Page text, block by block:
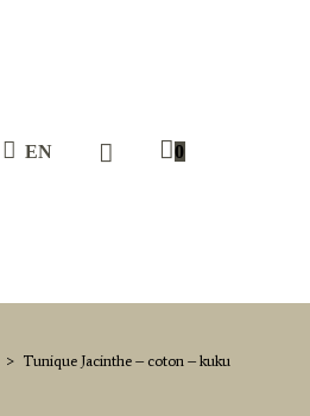
EN 0
> Tunique Jacinthe – coton – kuku